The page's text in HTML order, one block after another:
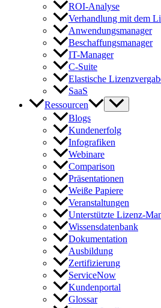
ROI-Analyse
Verhandlung mit dem
Anwendungsmanager
Beschaffungsmanager
IT-Manager
C-Suite
Elastische
SaaS
Ressourcen
Blogs
Kundenerfolg
Infografiken
Webinare
Comparison
Präsentationen
Weiße Papiere
Veranstaltungen
Unterstützte Lizenz-
Wissensdatenbank
Dokumentation
Ausbildung
Zertifizierung
ServiceNow
Kundenportal
Glossar